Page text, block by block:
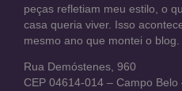
peças refletiam meu estilo, o
casa queria viver. Isso
mesmo ano que montei o blog.
Rua Demóstenes, 960
CEP 04614-014 – Campo Belo